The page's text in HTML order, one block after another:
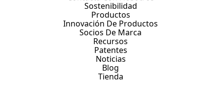
Sostenibilidad
Productos
Innovación De Productos
Socios De Marca
Recursos
Patentes
Noticias
Blog
Tienda